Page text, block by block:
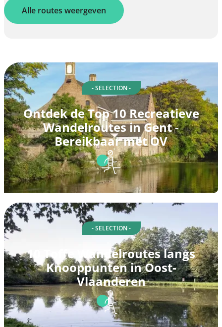
Alle routes weergeven
- SELECTION -
Ontdek de Top 10 Recreatieve
Wandelroutes in Gent -
Bereikbaar met OV
- SELECTION -
10 Toffe Wandelroutes langs
Knooppunten in Oost-
Vlaanderen